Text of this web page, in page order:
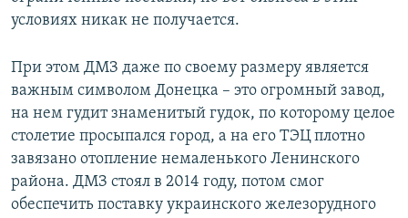
условиях никак не получается.
При этом ДМЗ даже по своему размеру является
важным символом Донецка – это огромный завод,
на нем гудит знаменитый гудок, по которому целое
столетие просыпался город, а на его ТЭЦ плотно
завязано отопление немаленького Ленинского
района. ДМЗ стоял в 2014 году, потом смог
обеспечить поставку украинского железорудного